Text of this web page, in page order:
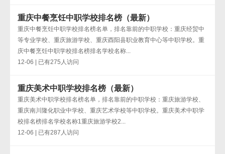
重庆中餐烹饪中职学校排名榜（最新）
重庆中餐烹饪中职学校排名榜名单，排名靠前的中职学校：重庆经贸中
等专业学校、重庆旅游学校、重庆酉阳县职业教育中心等中职学校。重
庆中餐烹饪中职学校排名榜排名学校名称...
12-06 | 已有275人访问
重庆美术中职学校排名榜（最新）
重庆美术中职学校排名榜名单，排名靠前的中职学校：重庆旅游学校、
重庆南川隆化职业中学校、重庆艺术学校等中职学校。重庆美术中职学
校排名榜排名学校名称1重庆旅游学校2...
12-06 | 已有287人访问